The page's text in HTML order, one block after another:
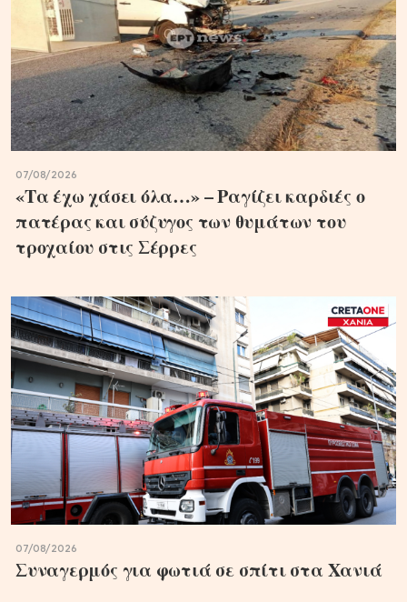
07/08/2026
«Τα έχω χάσει όλα…» – Ραγίζει καρδιές ο
πατέρας και σύζυγος των θυμάτων του
τροχαίου στις Σέρρες
07/08/2026
Συναγερμός για φωτιά σε σπίτι στα Χανιά